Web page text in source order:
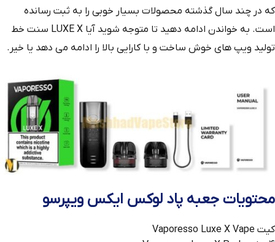
که در چند سال گذشته محصولات بسیار خوبی را به ثبت رسانده
است. به خواندن ادامه دهید تا متوجه شوید آیا LUXE X سنت خط
تولید ویپ های خوش ساخت و با کارایی بالا را ادامه می دهد یا خیر.
محتویات جعبه پاد لوکس ایکس ویپرسو
کیت Vaporesso Luxe X Vape